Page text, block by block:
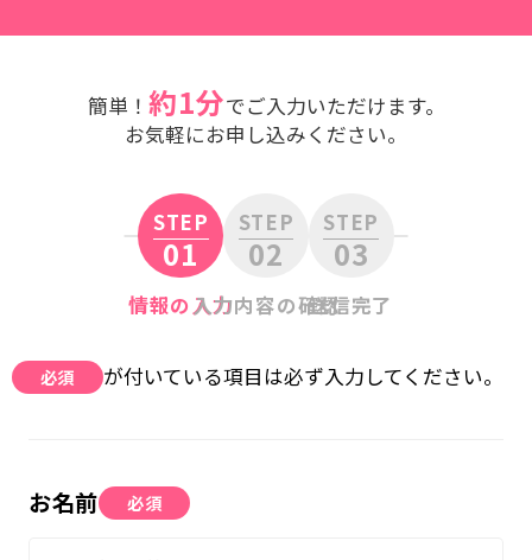
よくある質問
無料体験に申し込む
0120-868-003
簡単！ 約1分でご入力いただけます。
お気軽にお申し込みください。
STEP
01
情報の入力
STEP
02
入力内容の確認
STEP
03
送信完了
必須 が付いている項目は必ず入力してください。
お名前 必須